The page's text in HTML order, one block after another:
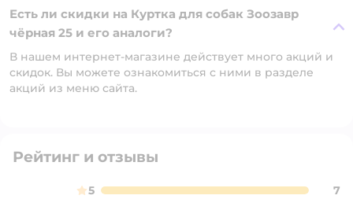
Есть ли скидки на Куртка для собак Зоозавр
чёрная 25 и его аналоги?
В нашем интернет-магазине действует много акций и
скидок. Вы можете ознакомиться с ними в разделе
акций из меню сайта.
Рейтинг и отзывы
5
7